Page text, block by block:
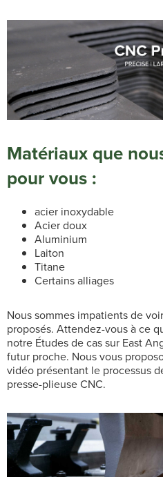
Matériaux que
pour vous :
acier inoxydable
Acier doux
Aluminium
Laiton
Titane
Certains alliages
Nous sommes impatients de
proposés. Attendez-vous à ce
notre Études de cas sur East
futur proche. Nous vous
vidéo présentant le processus
presse-plieuse CNC.